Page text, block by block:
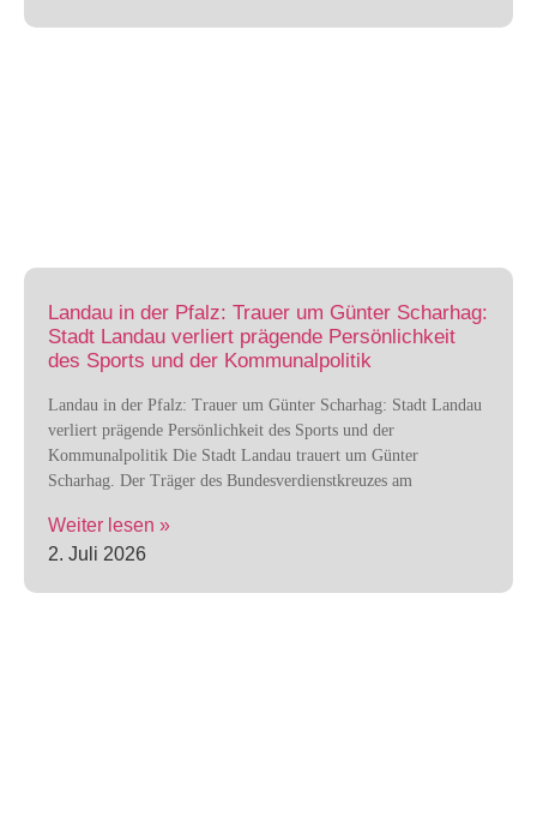
Landau in der Pfalz: Trauer um Günter Scharhag:
Stadt Landau verliert prägende Persönlichkeit
des Sports und der Kommunalpolitik
Landau in der Pfalz: Trauer um Günter Scharhag: Stadt Landau
verliert prägende Persönlichkeit des Sports und der
Kommunalpolitik Die Stadt Landau trauert um Günter
Scharhag. Der Träger des Bundesverdienstkreuzes am
Weiter lesen »
2. Juli 2026